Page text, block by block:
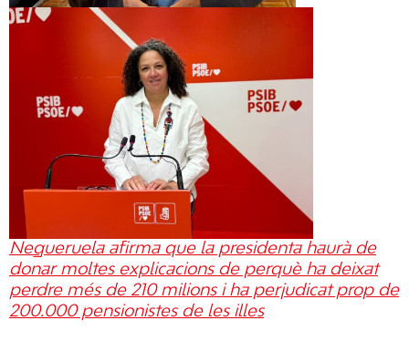
Negueruela afirma que la presidenta haurà de
donar moltes explicacions de perquè ha deixat
perdre més de 210 milions i ha perjudicat prop de
200.000 pensionistes de les illes